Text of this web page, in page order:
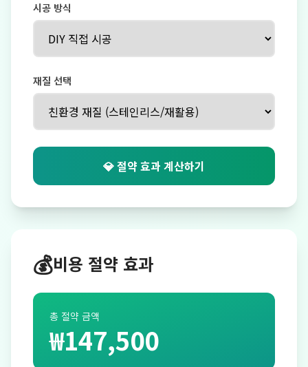
시공 방식
재질 선택
💎 절약 효과 계산하기
💰비용 절약 효과
총 절약 금액
₩147,500